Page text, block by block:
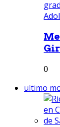
0
ultimo